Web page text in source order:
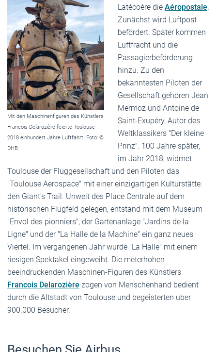
Mit den Maschinenfiguren des Künstlers
Francois Delarozière feierte Toulouse
2018 einhundert Jahre Luftfahrt. Foto: ©
DHB
Latécoère die Aéropostale.
Zunächst wird Luftpost
befördert. Später kommen
Luftfracht und die
Passagierbeförderung
hinzu. Zu den
bekanntesten Piloten der
Gesellschaft gehören Jean
Mermoz und Antoine de
Saint-Exupéry, Autor des
Weltklassikers "Der kleine
Prinz". 100 Jahre später,
im Jahr 2018, widmet
Toulouse der Fluggesellschaft und den Piloten das
"Toulouse Aerospace" mit einer einzigartigen Kulturstätte:
den Giant's Trail. Unweit des Place Centrale auf dem
historischen Flugfeld gelegen, entstand mit dem Museum
"Envol des pionniers", der Gartenanlage "Jardins de la
Ligne" und der "La Halle de la Machine" ein ganz neues
Viertel. Im vergangenen Jahr wurde "La Halle" mit einem
riesigen Spektakel eingeweiht. Die meterhohen
beeindruckenden Maschinen-Figuren des Künstlers
Francois Delarozière zogen von Menschenhand bedient
durch die Altstadt von Toulouse und begeisterten über
900.000 Besucher.